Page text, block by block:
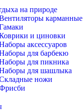
на природе
карманные
и циновки
аксессуаров
для барбекю
для пикника
для шашлыка
ножи